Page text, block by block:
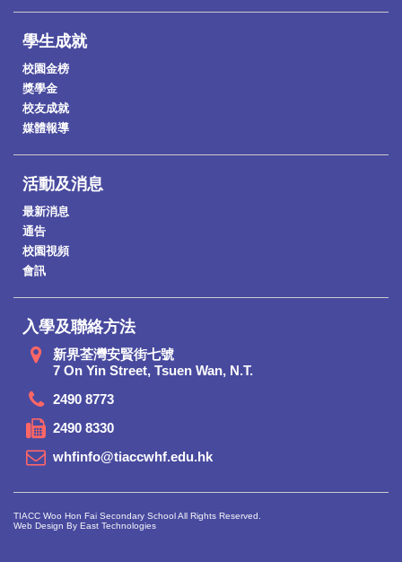
學生成就
校園金榜
獎學金
校友成就
媒體報導
活動及消息
最新消息
通告
校園視頻
會訊
入學及聯絡方法
新界荃灣安賢街七號
7 On Yin Street, Tsuen Wan, N.T.
2490 8773
2490 8330
whfinfo@tiaccwhf.edu.hk
TIACC Woo Hon Fai Secondary School All Rights Reserved.
Web Design By East Technologies